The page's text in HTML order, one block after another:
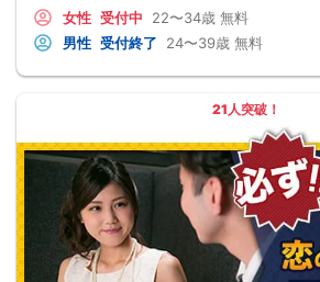
女性 受付中 22〜34歳 無料
男性 受付終了 24〜39歳 無料
21人突破！